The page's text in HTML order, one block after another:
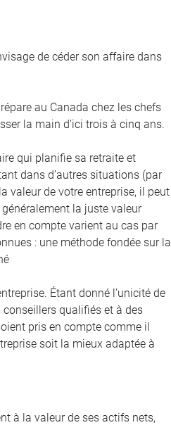
de céder son affaire dans
au Canada chez les chefs
la main d’ici trois à cinq ans.
qui planifie sa retraite et
dans d’autres situations (par
valeur de votre entreprise, il peut
la juste valeur
en compte varient au cas par
: une méthode fondée sur la
Étant donné l’unicité de
qualifiés et à des
pris en compte comme il
soit la mieux adaptée à
à la valeur de ses actifs nets,